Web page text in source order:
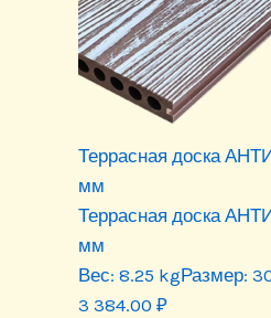
Террасная доска
мм
Террасная доска
мм
Вес: 8.25 kgРазмер:
3 384.00 ₽